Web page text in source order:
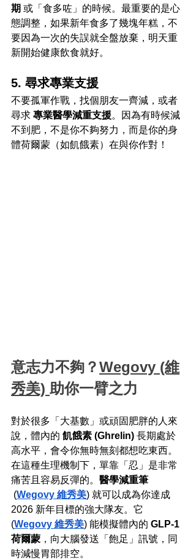
期 或「食多咗」的時候。最重要的是心
態調整，如果新年食多了幾塊年糕，不
要因為一次的失誤就全盤放棄，明天重
新開始健康飲食就好。
5. 尋求專業支援
不要孤軍作戰，找個朋友一齊減，或者
尋求 專業醫學減重支援。因為有時候減
不到肥，不是你不夠努力，而是你的身
體荷爾蒙（如飢餓素）在與你作對！
意志力不夠？Wegovy (維
秀美) 助你一臂之力
對於很多「大基數」或頑固肥胖的人來
說，體內的 飢餓素 (Ghrelin) 長期處於
高水平，會令你無時無刻都想吃東西。
在這種生理機制下，單靠「忍」是非常
痛苦且容易反彈的。 醫學減重筆
(Wegovy 維秀美) 就可以成為你達成
2026 新年目標的強大隊友。它
(Wegovy 維秀美) 能模擬體內的 GLP-1
荷爾蒙 ，向大腦發送「飽足」訊號，同
時減慢胃部排空。